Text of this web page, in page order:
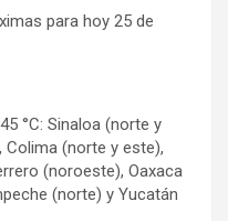
para hoy 25 de
°C: Sinaloa (norte y
(norte y este),
(noroeste), Oaxaca
(norte) y Yucatán